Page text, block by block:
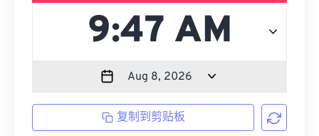
复制到剪贴板